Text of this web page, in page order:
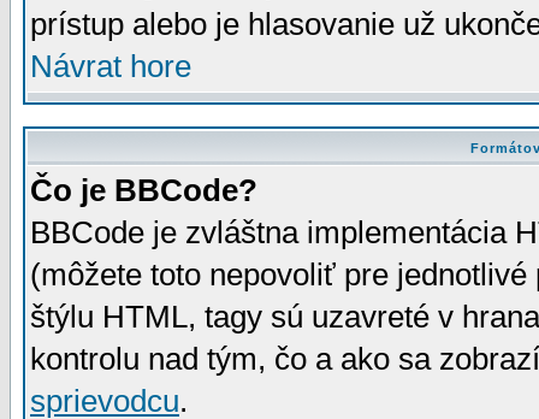
prístup alebo je hlasovanie už
Návrat hore
Čo je BBCode?
BBCode je zvláštna implementácia
(môžete toto nepovoliť pre
štýlu HTML, tagy sú uzavreté v
kontrolu nad tým, čo a ako sa
sprievodcu.